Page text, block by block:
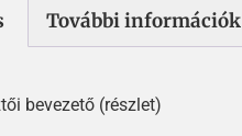
További információk
bevezető (részlet)